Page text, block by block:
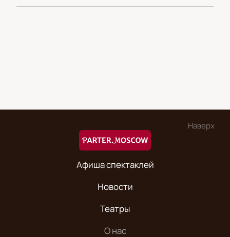
Наверх
Афиша спектаклей
Новости
Театры
О нас